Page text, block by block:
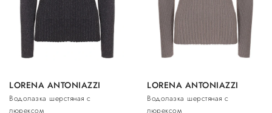
LORENA ANTONIAZZI
Водолазка шерстяная с
люрексом
LORENA ANTONIAZZI
Водолазка шерстяная с
люрексом